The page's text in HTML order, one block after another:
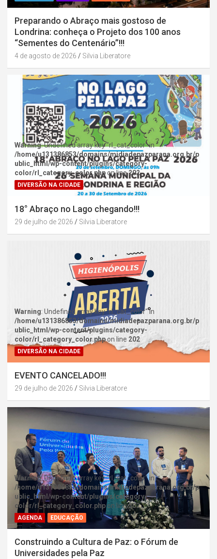
Preparando o Abraço mais gostoso de
Londrina: conheça o Projeto dos 100 anos
“Sementes do Centenário”!!!
4 de agosto de 2026 Silvia Liberatore
Warning: Undefined array key "rl_cat_color" in
/home/u131386853/domains/midiadepazparana.org.br/p
ublic_html/wp-content/plugins/category-
color/rl_category_color.phpon line202
DIVERSÃO NA CIDADE
18° Abraço no Lago chegando!!!
29 de julho de 2026 Silvia Liberatore
Warning: Undefined array key "rl_cat_color" in
/home/u131386853/domains/midiadepazparana.org.br/p
ublic_html/wp-content/plugins/category-
color/rl_category_color.phpon line 202
DIVERSÃO NA CIDADE
EVENTO CANCELADO!!!
29 de julho de 2026 Silvia Liberatore
Warning: Undefined array key "rl_cat_color" in
/home/u131386853/domains/midiadepazparana.org.br/p
ublic_html/wp-content/plugins/category-
color/rl_category_color.phpon line202
AGENDA EDUCAÇÃO
Construindo a Cultura de Paz: o Fórum de
Universidades pela Paz